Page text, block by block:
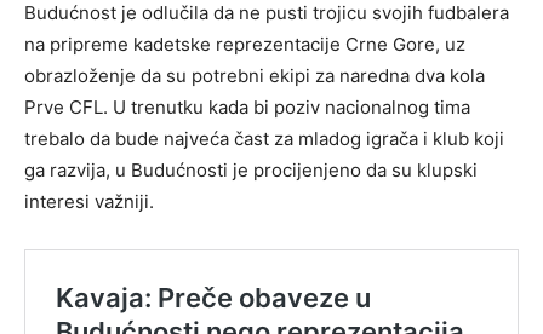
Budućnost je odlučila da ne pusti trojicu svojih fudbalera
na pripreme kadetske reprezentacije Crne Gore, uz
obrazloženje da su potrebni ekipi za naredna dva kola
Prve CFL. U trenutku kada bi poziv nacionalnog tima
trebalo da bude najveća čast za mladog igrača i klub koji
ga razvija, u Budućnosti je procijenjeno da su klupski
interesi važniji.